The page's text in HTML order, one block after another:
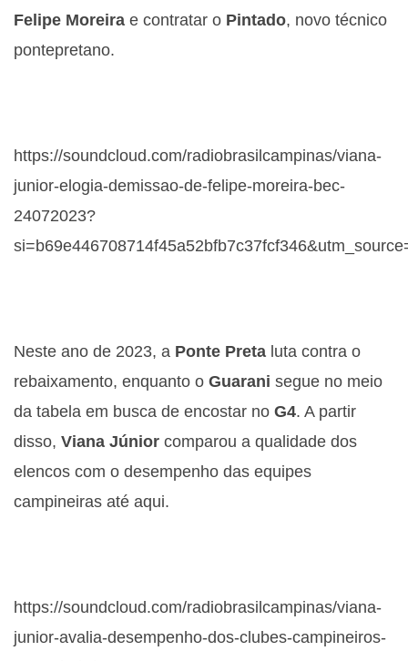
Felipe Moreira e contratar o Pintado, novo técnico
pontepretano.
https://soundcloud.com/radiobrasilcampinas/viana-
junior-elogia-demissao-de-felipe-moreira-bec-
24072023?
Neste ano de 2023, a Ponte Preta luta contra o
rebaixamento, enquanto o Guarani segue no meio
da tabela em busca de encostar no G4. A partir
disso, Viana Júnior comparou a qualidade dos
elencos com o desempenho das equipes
campineiras até aqui.
https://soundcloud.com/radiobrasilcampinas/viana-
junior-avalia-desempenho-dos-clubes-campineiros-